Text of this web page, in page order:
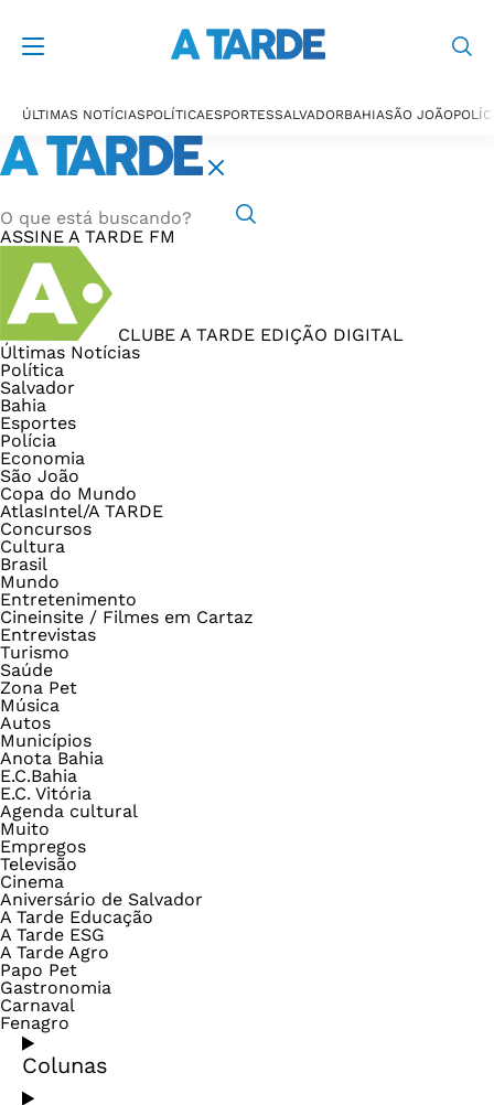
ÚLTIMAS NOTÍCIASPOLÍTICAESPORTESSALVADORBAHIASÃO JOÃO
ASSINE A TARDE FM
CLUBE A TARDE EDIÇÃO DIGITAL
Últimas Notícias
Política
Salvador
Bahia
Esportes
Polícia
Economia
São João
Copa do Mundo
AtlasIntel/A TARDE
Concursos
Cultura
Brasil
Mundo
Entretenimento
Cineinsite / Filmes em Cartaz
Entrevistas
Turismo
Saúde
Zona Pet
Música
Autos
Municípios
Anota Bahia
E.C.Bahia
E.C. Vitória
Agenda cultural
Muito
Empregos
Televisão
Cinema
Aniversário de Salvador
A Tarde Educação
A Tarde ESG
A Tarde Agro
Papo Pet
Gastronomia
Carnaval
Fenagro
Colunas